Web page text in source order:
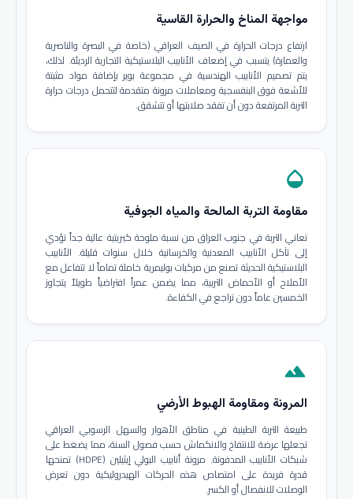
مواجهة المناخ والحرارة القاسية
ارتفاع درجات الحرارة في الصيف العراقي (خاصة في البصرة والناصرية
والعمارة) يتسبب في إضعاف الأنابيب البلاستيكية التجارية الرديئة. لذلك،
يتم تصميم الأنابيب الهندسية في مجموعة بوير بإضافة مواد مثبتة
للأشعة فوق البنفسجية ومعاملات مرونة متقدمة لتتحمل درجات حرارة
التربة المرتفعة دون أن تفقد صلابتها أو تتشقق.
opacity
مقاومة التربة المالحة والمياه الجوفية
تعاني التربة في جنوب العراق من نسبة ملوحة كبريتية عالية جداً تؤدي
إلى تآكل الأنابيب المعدنية والخرسانية خلال سنوات قليلة. الأنابيب
البلاستيكية الحديثة تصنع من مركبات بوليمرية خاملة تماماً لا تتفاعل مع
الأملاح أو الأحماض التربية، مما يضمن عمراً افتراضياً طويلاً يتجاوز
الخمسين عاماً دون تراجع في الكفاءة.
terrain
المرونة ومقاومة الهبوط الأرضي
طبيعة التربة الطينية في مناطق الأهوار والسهل الرسوبي العراقي
تجعلها عرضة للانتفاخ والانكماش حسب فصول السنة، مما يضغط على
شبكات الأنابيب المدفونة. مرونة أنابيب البولي إيثيلين (HDPE) تمنحها
قدرة فريدة على امتصاص هذه الحركات الهيدروليكية دون تعرض
الوصلات للانفصال أو الكسر.